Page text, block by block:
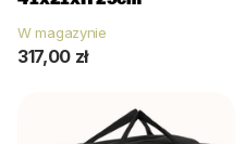
W magazynie
317,00 zł